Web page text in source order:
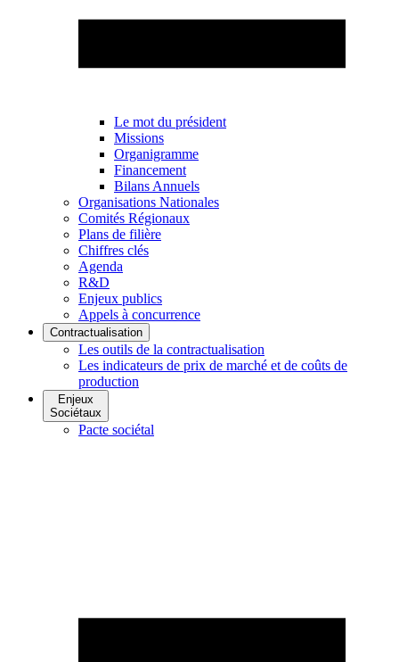
Le mot du président
Missions
Organigramme
Financement
Bilans Annuels
Organisations Nationales
Comités Régionaux
Plans de filière
Chiffres clés
Agenda
R&D
Enjeux publics
Appels à concurrence
Contractualisation
Les outils de la contractualisation
Les indicateurs de prix de marché et de coûts de
production
Enjeux
Sociétaux
Pacte sociétal